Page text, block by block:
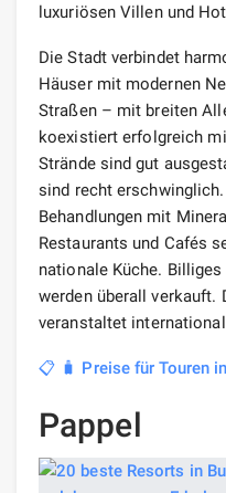
luxuriösen Villen und
Die Stadt verbindet
Häuser mit modernen
Straßen – mit breiten
koexistiert erfolgreich
Strände sind gut
sind recht
Behandlungen mit
Restaurants und Cafés
nationale Küche.
werden überall verkauft.
veranstaltet
📋 🧳 Preise für Touren
Pappel